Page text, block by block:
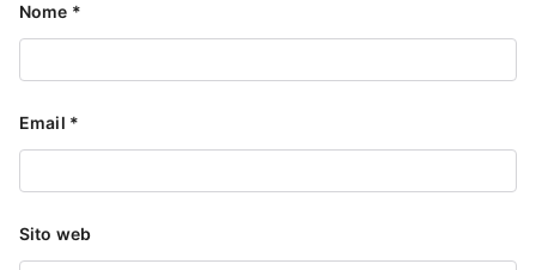
Nome *
Email *
Sito web